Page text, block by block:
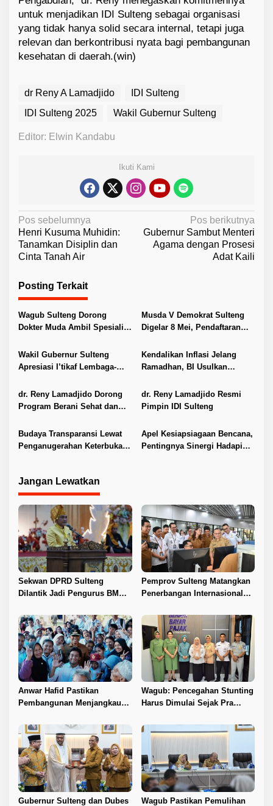
untuk menjadikan IDI Sulteng sebagai organisasi
yang tidak hanya solid secara internal, tetapi juga
relevan dan berkontribusi nyata bagi pembangunan
kesehatan di daerah.(win)
dr Reny A Lamadjido
IDI Sulteng
IDI Sulteng 2025
Wakil Gubernur Sulteng
Editor: Elwin Kandabu
Ikuti Kami
N
a
v
g
a
s
p
o
s
Pos sebelumnya
Henri Kusuma Muhidin:
Tanamkan Disiplin dan
Cinta Tanah Air
Pos berikutnya
Gubernur Sambut Menteri
Agama dengan Prosesi
Adat Kaili
Posting Terkait
Wagub Sulteng Dorong
Dokter Muda Ambil Spesialis
Musda V Demokrat Sulteng
Digelar 8 Mei, Pendaftaran
Wakil Gubernur Sulteng
Apresiasi I’tikaf Lembaga-
Kendalikan Inflasi Jelang
Ramadhan, BI Usulkan
dr. Reny Lamadjido Dorong
Program Berani Sehat dan
dr. Reny Lamadjido Resmi
Pimpin IDI Sulteng
Budaya Transparansi Lewat
Penganugerahan Keterbukaan
Apel Kesiapsiagaan Bencana,
Pentingnya Sinergi Hadapi
Jangan Lewatkan
Sekwan DPRD Sulteng
Dilantik Jadi Pengurus BMA
Pemprov Sulteng Matangkan
Penerbangan Internasional
Anwar Hafid Pastikan
Pembangunan Menjangkau
Wagub: Pencegahan Stunting
Harus Dimulai Sejak Pra
Gubernur Sulteng dan Dubes
Wagub Pastikan Pemulihan